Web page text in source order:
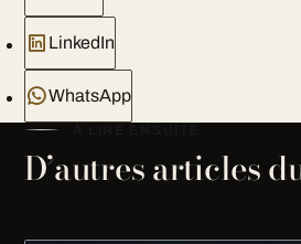
LinkedIn
WhatsApp
D’autres articles